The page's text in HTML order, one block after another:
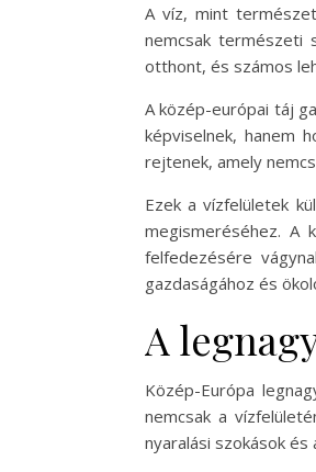
A víz, mint
nemcsak természeti
otthont, és számos
A közép-európai táj
képviselnek, hanem
rejtenek, amely
Ezek a vízfelületek
megismeréséhez. A
felfedezésére
gazdaságához és
A
Közép-Európa
nemcsak a
nyaralási szokások